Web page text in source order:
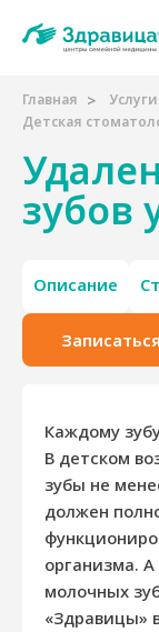
Главная Услуги
Детская
зубов
Описание
Записаться
Каждому
В детском
зубы не
должен
организма. А
молочных
«Здравицы»